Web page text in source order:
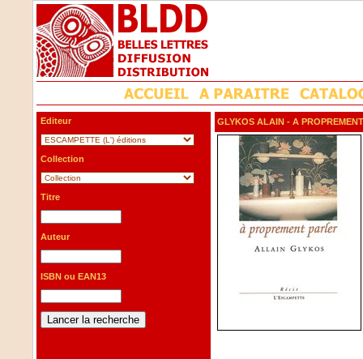
Editeur
Collection
Titre
Auteur
ISBN ou EAN13
GLYKOS ALAIN - A